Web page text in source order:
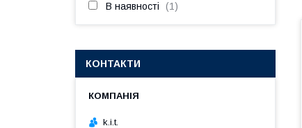
В наявності 1
КОНТАКТИ
k.i.t.